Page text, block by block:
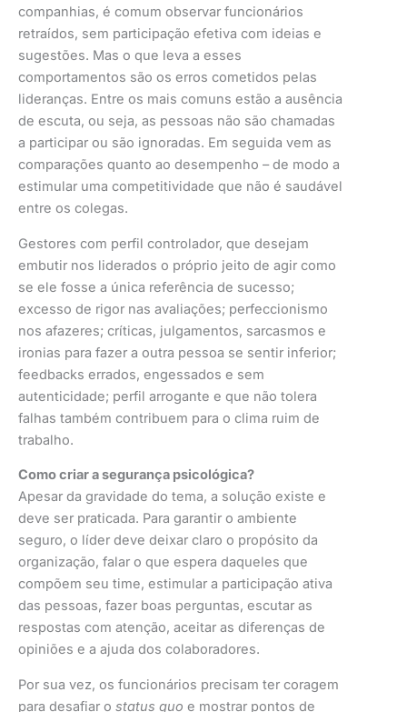
companhias, é comum observar funcionários
retraídos, sem participação efetiva com ideias e
sugestões. Mas o que leva a esses
comportamentos são os erros cometidos pelas
lideranças. Entre os mais comuns estão a ausência
de escuta, ou seja, as pessoas não são chamadas
a participar ou são ignoradas. Em seguida vem as
comparações quanto ao desempenho – de modo a
estimular uma competitividade que não é saudável
entre os colegas.
Gestores com perfil controlador, que desejam
embutir nos liderados o próprio jeito de agir como
se ele fosse a única referência de sucesso;
excesso de rigor nas avaliações; perfeccionismo
nos afazeres; críticas, julgamentos, sarcasmos e
ironias para fazer a outra pessoa se sentir inferior;
feedbacks errados, engessados e sem
autenticidade; perfil arrogante e que não tolera
falhas também contribuem para o clima ruim de
trabalho.
Como criar a segurança psicológica?
Apesar da gravidade do tema, a solução existe e
deve ser praticada. Para garantir o ambiente
seguro, o líder deve deixar claro o propósito da
organização, falar o que espera daqueles que
compõem seu time, estimular a participação ativa
das pessoas, fazer boas perguntas, escutar as
respostas com atenção, aceitar as diferenças de
opiniões e a ajuda dos colaboradores.
Por sua vez, os funcionários precisam ter coragem
para desafiar o status quo e mostrar pontos de